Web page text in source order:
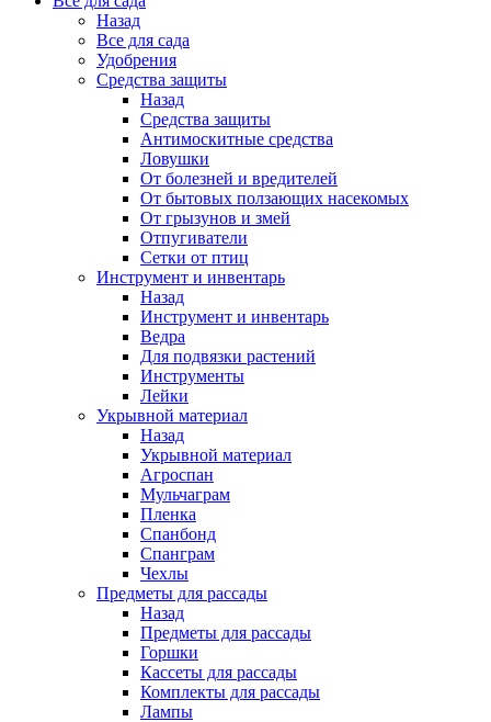
Назад
Все для сада
Удобрения
Средства защиты
Назад
Средства защиты
Антимоскитные средства
Ловушки
От болезней и вредителей
От бытовых ползающих насекомых
От грызунов и змей
Отпугиватели
Сетки от птиц
Инструмент и инвентарь
Назад
Инструмент и инвентарь
Ведра
Для подвязки растений
Инструменты
Лейки
Укрывной материал
Назад
Укрывной материал
Агроспан
Мульчаграм
Пленка
Спанбонд
Спанграм
Чехлы
Предметы для рассады
Назад
Предметы для рассады
Горшки
Кассеты для рассады
Комплекты для рассады
Лампы